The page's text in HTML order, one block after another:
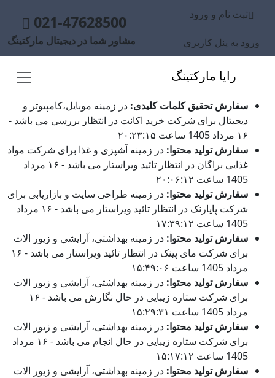
ثبت نام و ورود
ورود به پنل کاربری
021-47628500
مشاور شما در دیجیتال مارکتینگ
رایا مارکتینگ
سفارش تحقیق کلمات کلیدی: در زمینه موبایل،کامپیوتر و
دیجیتال برای شرکت خرید اکانت در انتظار بررسی می باشد -
۱۶ مرداد 1405 ساعت ۲۰:۲۳:۱۵
سفارش تولید محتوا: در زمینه آشپزی و غذا برای شرکت مواد
غذایی براگان در انتظار تائید ویراستار می باشد - ۱۶ مرداد
1405 ساعت ۲۰:۰۶:۱۲
سفارش تولید محتوا: در زمینه طراحی سایت و بازاریابی برای
شرکت پایارنک در انتظار تائید ویراستار می باشد - ۱۶ مرداد
1405 ساعت ۱۷:۳۹:۱۲
سفارش تولید محتوا: در زمینه بهداشتی، آرایشی و زیور الات
برای شرکت مای پینک در انتظار تائید ویراستار می باشد - ۱۶
مرداد 1405 ساعت ۱۵:۴۹:۰۶
سفارش تولید محتوا: در زمینه بهداشتی، آرایشی و زیور الات
برای شرکت ستاره زیبایی در حال نگارش می باشد - ۱۶
مرداد 1405 ساعت ۱۵:۲۹:۳۱
سفارش تولید محتوا: در زمینه بهداشتی، آرایشی و زیور الات
برای شرکت ستاره زیبایی در حال انجام می باشد - ۱۶ مرداد
1405 ساعت ۱۵:۱۷:۱۲
سفارش تولید محتوا: در زمینه بهداشتی، آرایشی و زیور الات